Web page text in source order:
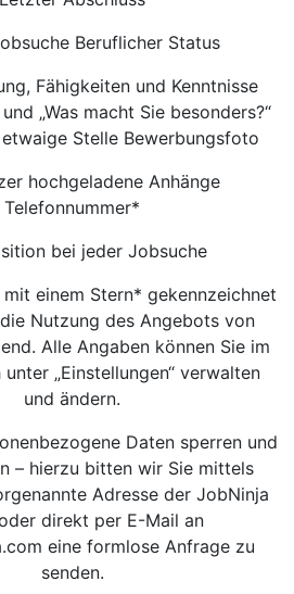
Beruflicher Status
Fähigkeiten und Kenntnisse
„Was macht Sie besonders?“
Stelle Bewerbungsfoto
hochgeladene Anhänge
Telefonnummer*
bei jeder Jobsuche
einem Stern* gekennzeichnet
Nutzung des Angebots von
Alle Angaben können Sie im
„Einstellungen“ verwalten
und ändern.
Daten sperren und
– hierzu bitten wir Sie mittels
Adresse der JobNinja
direkt per E-Mail an
eine formlose Anfrage zu
senden.